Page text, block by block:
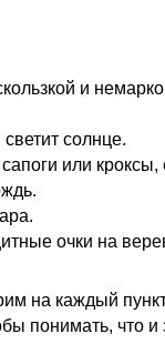
и
солнце.
или кроксы,
очки на
на каждый
понимать, что